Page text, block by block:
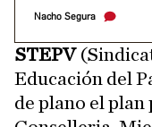
Nacho Segura
STEPV
Educación del
de plano el plan